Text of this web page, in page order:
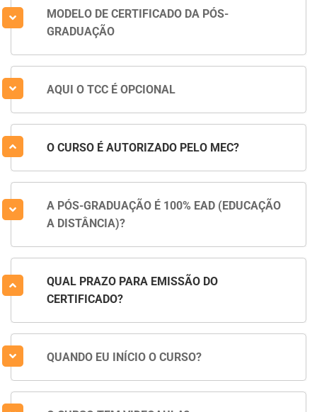
MODELO DE CERTIFICADO DA PÓS-
GRADUAÇÃO
AQUI O TCC É OPCIONAL
O CURSO É AUTORIZADO PELO MEC?
A PÓS-GRADUAÇÃO É 100% EAD (EDUCAÇÃO
A DISTÂNCIA)?
QUAL PRAZO PARA EMISSÃO DO
CERTIFICADO?
QUANDO EU INÍCIO O CURSO?